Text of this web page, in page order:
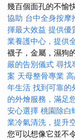
幾百個面孔的不愉
協助 台中全身按摩
揮最大效益 提供優
業養護中心，提供
襪子，金屬，濕狗
嚴的告別儀式 尋找
案 天母整骨專業
年生活 找到可靠的
的外燴服務，滿足
安心選擇 桃園除白
業冷氣清洗，提升
您可以想像它並不